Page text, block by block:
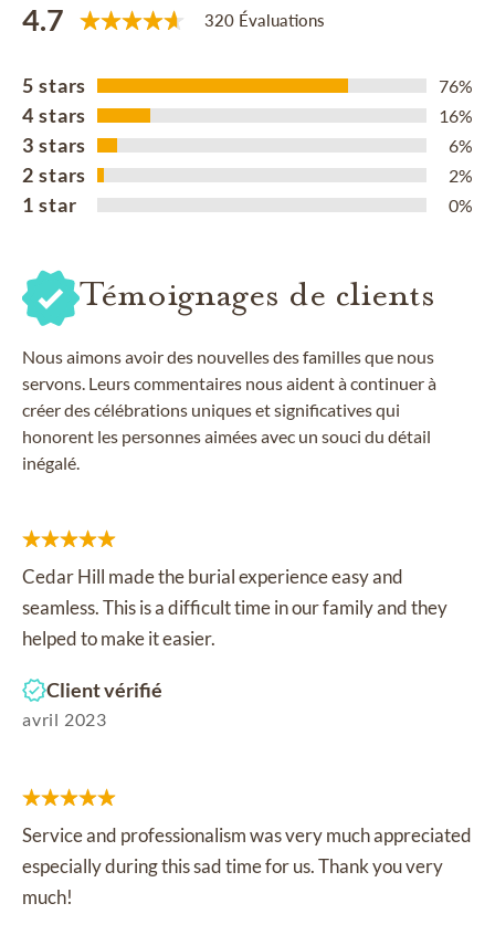
4.7 320 Évaluations
5 stars 76%
4 stars 16%
3 stars 6%
2 stars 2%
1 star 0%
Témoignages de clients
Nous aimons avoir des nouvelles des familles que nous
servons. Leurs commentaires nous aident à continuer à
créer des célébrations uniques et significatives qui
honorent les personnes aimées avec un souci du détail
inégalé.
Cedar Hill made the burial experience easy and
seamless. This is a difficult time in our family and they
helped to make it easier.
Client vérifié
avril 2023
Service and professionalism was very much appreciated
especially during this sad time for us. Thank you very
much!